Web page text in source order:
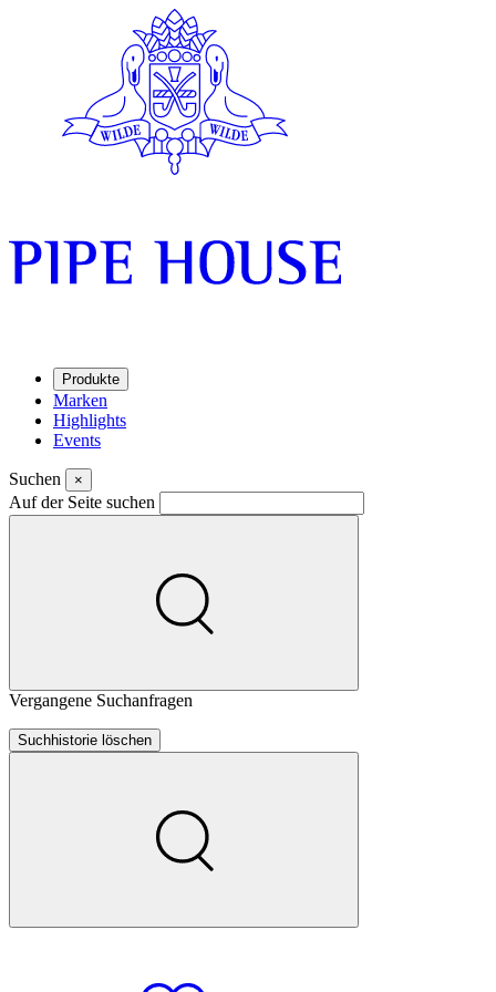
Produkte
Marken
Highlights
Events
Suchen ×
Auf der Seite suchen
Vergangene Suchanfragen
Suchhistorie löschen